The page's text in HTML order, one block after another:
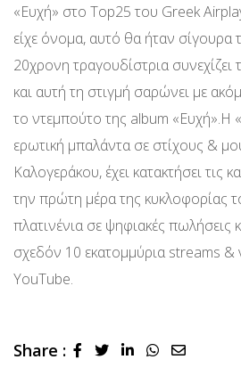
«Ευχή» στο Top25 του Greek
είχε όνομα, αυτό θα ήταν σίγουρα
20χρονη τραγουδίστρια συνεχίζει
και αυτή τη στιγμή σαρώνει με
το ντεμπούτο της album «Ευχή».Η
ερωτική μπαλάντα σε στίχους &
Καλογεράκου, έχει κατακτήσει τις
την πρώτη μέρα της κυκλοφορίας
πλατινένια σε ψηφιακές πωλήσεις
σχεδόν 10 εκατομμύρια streams &
YouTube.
Share : LinkedInWhatsapp
Share